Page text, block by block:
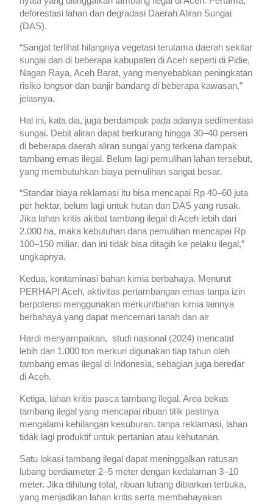
deforestasi lahan dan degradasi Daerah Aliran Sungai
(DAS).
“Sangat terlihat hilangnya vegetasi terutama daerah sekitar
sungai dan di beberapa kabupaten di Aceh seperti di Pidie,
Nagan Raya, Aceh Barat, yang menyebabkan peningkatan
risiko longsor dan banjir bandang di beberapa kawasan,”
jelasnya.
Hal ini, kata dia, juga berdampak pada adanya sedimentasi
sungai. Debit aliran dapat berkurang hingga 30–40 persen
di beberapa daerah aliran sungai yang terkena dampak
tambang emas ilegal. Belum lagi pemulihan lahan tersebut,
yang membutuhkan biaya pemulihan sangat besar.
“Standar biaya reklamasi itu bisa mencapai Rp 40–60 juta
per hektar, belum lagi untuk hutan dan DAS yang rusak.
Jika lahan kritis akibat tambang ilegal di Aceh lebih dari
2.000 ha, maka kebutuhan dana pemulihan mencapai Rp
100–150 miliar, dan ini tidak bisa ditagih ke pelaku ilegal,”
ungkapnya.
Kedua, kontaminasi bahan kimia berbahaya. Menurut
PERHAPI Aceh, aktivitas pertambangan emas tanpa izin
berpotensi menggunakan merkuri/bahan kimia lainnya
berbahaya yang dapat mencemari tanah dan air
Hardi menyampaikan, studi nasional (2024) mencatat
lebih dari 1.000 ton merkuri digunakan tiap tahun oleh
tambang emas ilegal di Indonesia, sebagian juga beredar
di Aceh.
Ketiga, lahan kritis pasca tambang ilegal. Area bekas
tambang ilegal yang mencapai ribuan titik pastinya
mengalami kehilangan kesuburan. tanpa reklamasi, lahan
tidak lagi produktif untuk pertanian atau kehutanan.
Satu lokasi tambang ilegal dapat meninggalkan ratusan
lubang berdiameter 2–5 meter dengan kedalaman 3–10
meter. Jika dihitung total, ribuan lubang dibiarkan terbuka,
yang menjadikan lahan kritis serta membahayakan